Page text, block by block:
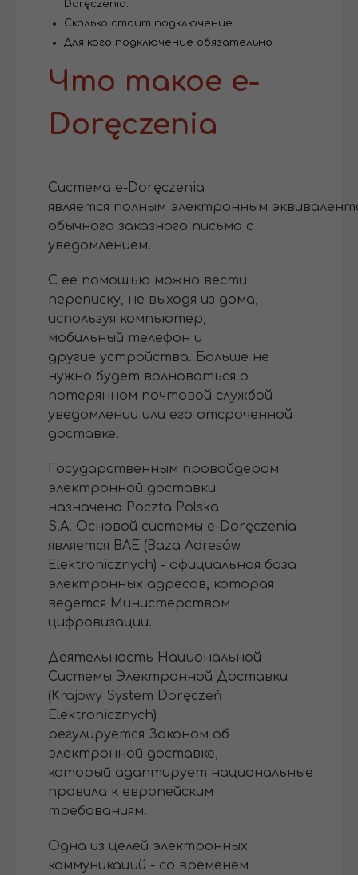
Doręczenia.
Сколько стоит подключение.
Для кого подключение обязательно
Что такое e-
Doręczenia
Система e-Doręczenia
является полным электронным
обычного заказного письма с
уведомлением.
С ее помощью можно вести
переписку, не выходя из дома,
используя компьютер,
мобильный телефон и
другие устройства. Больше не
нужно будет волноваться о
потерянном почтовой службой
уведомлении или его отсроченной
доставке.
Государственным провайдером
электронной доставки
назначена Poczta Polska
S.A. Основой системы e-Doręczenia
является BAE (Baza Adresów
Elektronicznych) - официальная база
электронных адресов, которая
ведется Министерством
цифровизации.
Деятельность Национальной
Системы Электронной Доставки
(Krajowy System Doręczeń
Elektronicznych)
регулируется Законом об
электронной доставке,
который адаптирует национальные
правила к европейским
требованиям.
Одна из целей электронных
коммуникаций - со временем